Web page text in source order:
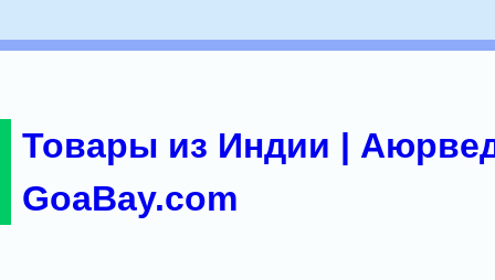
Товары из Индии |
GoaBay.com